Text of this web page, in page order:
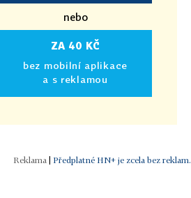
nebo
ZA 40 KČ
bez mobilní aplikace
a s reklamou
Předplatné HN+ je zcela bez reklam.